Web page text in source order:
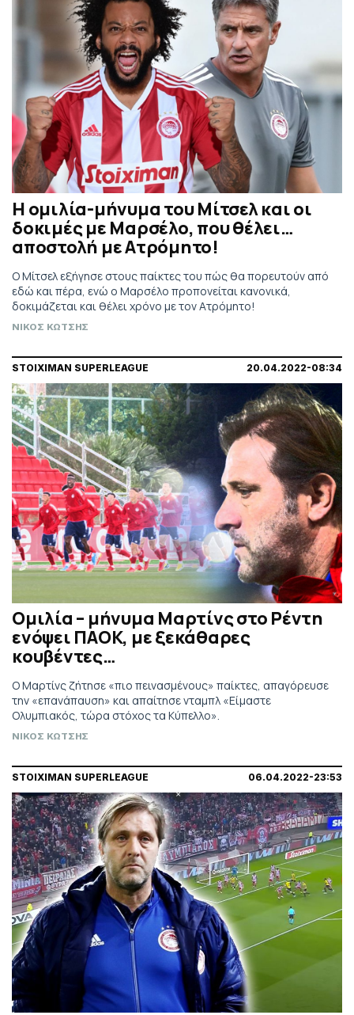
Η ομιλία-μήνυμα του Μίτσελ και οι
δοκιμές με Μαρσέλο, που θέλει…
αποστολή με Ατρόμητο!
Ο Μίτσελ εξήγησε στους παίκτες του πώς θα πορευτούν από
εδώ και πέρα, ενώ ο Μαρσέλο προπονείται κανονικά,
δοκιμάζεται και θέλει χρόνο με τον Ατρόμητο!
ΝΙΚΟΣ ΚΩΤΣΗΣ
STOIXIMAN SUPERLEAGUE 20.04.2022-08:34
Ομιλία – μήνυμα Μαρτίνς στο Ρέντη
ενόψει ΠΑΟΚ, με ξεκάθαρες
κουβέντες…
Ο Μαρτίνς ζήτησε «πιο πεινασμένους» παίκτες, απαγόρευσε
την «επανάπαυση» και απαίτησε νταμπλ «Είμαστε
Ολυμπιακός, τώρα στόχος τα Κύπελλο».
ΝΙΚΟΣ ΚΩΤΣΗΣ
STOIXIMAN SUPERLEAGUE 06.04.2022-23:53